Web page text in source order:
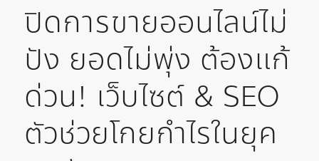
ปิดการขายออนไลน์ไม่
ปัง ยอดไม่พุ่ง ต้องแก้
ด่วน! เว็บไซต์ & SEO
ตัวช่วยโกยกำไรในยุค